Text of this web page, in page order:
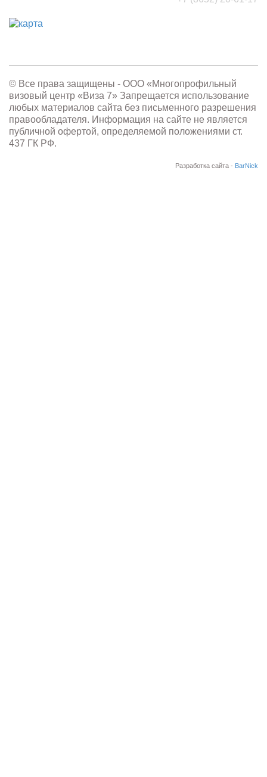
© Все права защищены - OOO «Многопрофильный
визовый центр «Виза 7» Запрещается использование
любых материалов сайта без письменного разрешения
правообладателя. Информация на сайте не является
публичной офертой, определяемой положениями ст.
437 ГК РФ.
Разработка сайта - BarNick